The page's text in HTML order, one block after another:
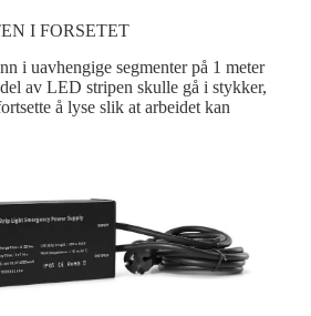
I FORSETET
i uavhengige segmenter på 1 meter
av LED stripen skulle gå i stykker,
å lyse slik at arbeidet kan